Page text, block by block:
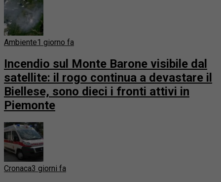
Ambiente1 giorno fa
Incendio sul Monte Barone visibile dal
satellite: il rogo continua a devastare il
Biellese, sono dieci i fronti attivi in
Piemonte
Cronaca3 giorni fa